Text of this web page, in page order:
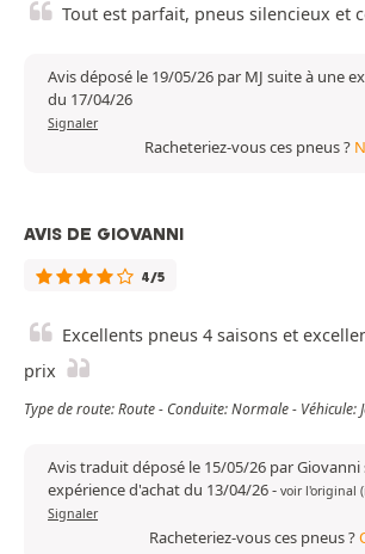
Tout est parfait, pneus silencieux et
Avis déposé le 19/05/26 par MJ suite à une
du 17/04/26
Signaler
Racheteriez-vous ces pneus ?
AVIS DE GIOVANNI
4/5
Excellents pneus 4 saisons et
prix
Type de route: Route - Conduite: Normale - Véhicule:
Avis traduit déposé le 15/05/26 par Giovanni
expérience d'achat du 13/04/26- voir l'original
Signaler
Racheteriez-vous ces pneus ?